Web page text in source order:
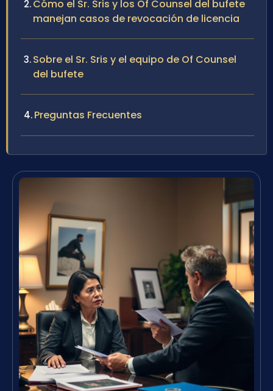
Cómo el Sr. Sris y los Of Counsel del bufete
manejan casos de revocación de licencia
Sobre el Sr. Sris y el equipo de Of Counsel
del bufete
Preguntas Frecuentes